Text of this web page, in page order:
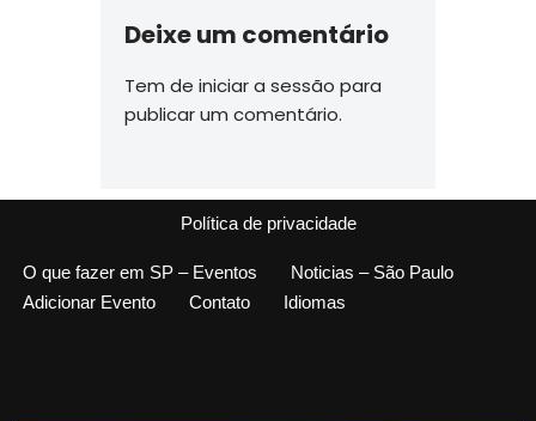
Deixe um comentário
Tem de iniciar a sessão para
publicar um comentário.
Política de privacidade
O que fazer em SP – Eventos
Noticias – São Paulo
Adicionar Evento
Contato Idiomas